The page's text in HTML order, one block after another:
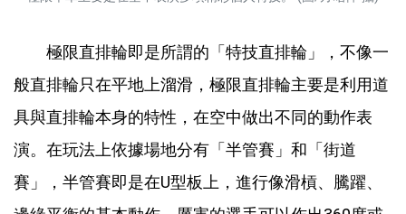
極限直排輪即是所謂的「特技直排輪」，不像一
般直排輪只在平地上溜滑，極限直排輪主要是利用道
具與直排輪本身的特性，在空中做出不同的動作表
演。在玩法上依據場地分有「半管賽」和「街道
賽」，半管賽即是在U型板上，進行像滑槓、騰躍、